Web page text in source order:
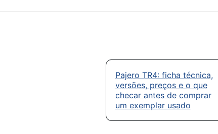
Pajero TR4: ficha técnica,
versões, preços e o que
checar antes de comprar
um exemplar usado